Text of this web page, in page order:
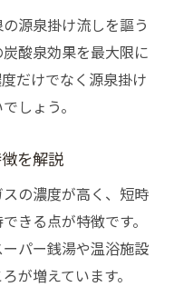
源泉掛け流しを謳う
酸泉効果を最大限に
だけでなく源泉掛け
しょう。
を解説
の濃度が高く、短時
きる点が特徴です。
パー銭湯や温浴施設
が増えています。